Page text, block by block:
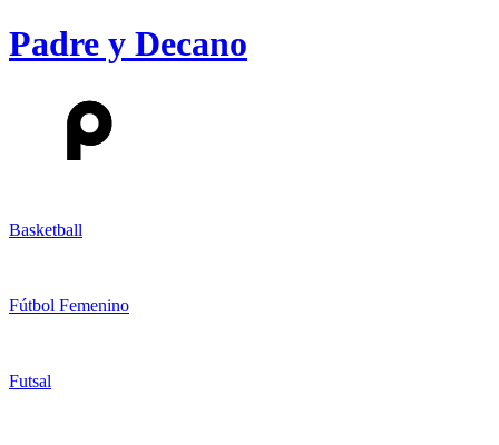
Padre y Decano
Basketball
Fútbol Femenino
Futsal